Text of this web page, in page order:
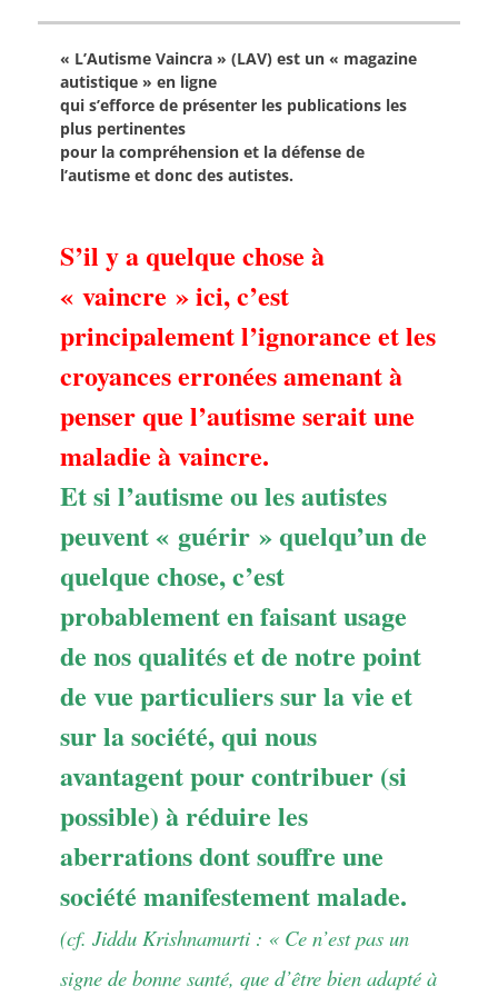
« L’Autisme Vaincra » (LAV) est un « magazine
autistique » en ligne
qui s’efforce de présenter les publications les
plus pertinentes
pour la compréhension et la défense de
l’autisme et donc des autistes.
S’il y a quelque chose à
« vaincre » ici, c’est
principalement l’ignorance et les
croyances erronées amenant à
penser que l’autisme serait une
maladie à vaincre.
Et si l’autisme ou les autistes
peuvent « guérir » quelqu’un de
quelque chose, c’est
probablement en faisant usage
de nos qualités et de notre point
de vue particuliers sur la vie et
sur la société, qui nous
avantagent pour contribuer (si
possible) à réduire les
aberrations dont souffre une
société manifestement malade.
(cf. Jiddu Krishnamurti : « Ce n’est pas un
signe de bonne santé, que d’être bien adapté à